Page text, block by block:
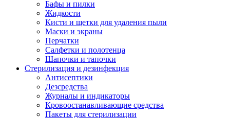
Бафы и пилки
Жидкости
Кисти и щетки для удаления пыли
Маски и экраны
Перчатки
Салфетки и полотенца
Шапочки и тапочки
Стерилизация и дезинфекция
Антисептики
Дезсредства
Журналы и индикаторы
Кровоостанавливающие средства
Пакеты для стерилизации